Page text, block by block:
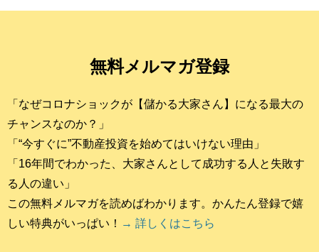
無料メルマガ登録
「なぜコロナショックが【儲かる大家さん】になる最大の
チャンスなのか？」
「“今すぐに”不動産投資を始めてはいけない理由」
「16年間でわかった、大家さんとして成功する人と失敗す
る人の違い」
この無料メルマガを読めばわかります。かんたん登録で嬉
しい特典がいっぱい！ → 詳しくはこちら